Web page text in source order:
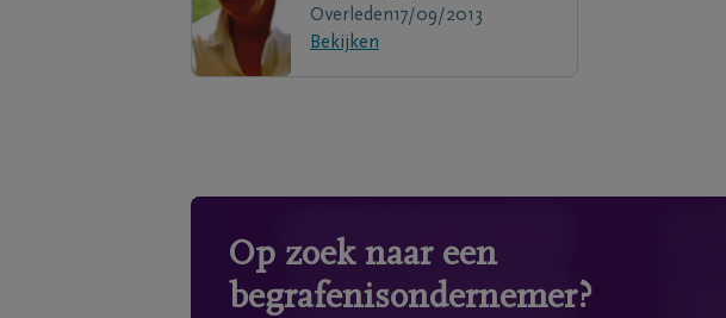
Overleden17/09/2013
Bekijken
Op zoek naar een
begrafenisondernemer?